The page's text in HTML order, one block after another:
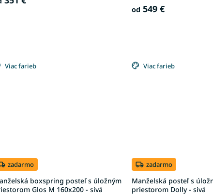
od 549 €
Viac farieb
zadarmo
boxspring posteľ s úložným
Glos M 160x200 - sivá
Viac farieb
zadarmo
Manželská posteľ s
priestorom Dolly - sivá